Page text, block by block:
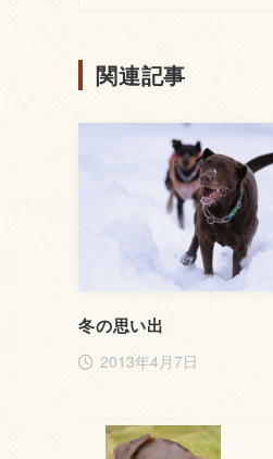
関連記事
冬の思い出
2013年4月7日